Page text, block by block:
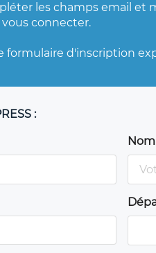
les champs email et
connecter.
formulaire d'inscription
: